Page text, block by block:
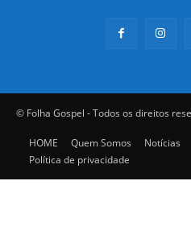
© Folha Gospel - Todos os direitos
HOME Quem Somos Notícias
Política de privacidade